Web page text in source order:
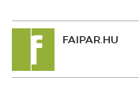
FAIPAR.HU